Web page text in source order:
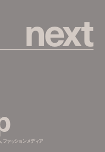
next
ファッションメディア